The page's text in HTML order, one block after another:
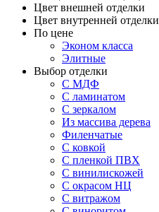
Цвет внешней отделки
Цвет внутренней отделки
По цене
Эконом класса
Элитные
Выбор отделки
С МДФ
С ламинатом
С зеркалом
Из массива дерева
Филенчатые
С ковкой
С пленкой ПВХ
С винилискожей
С окрасом НЦ
С витражом